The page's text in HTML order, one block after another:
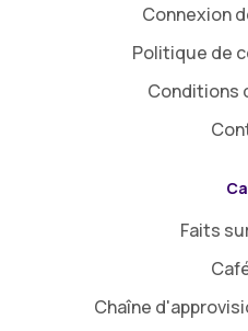
Connexion
Politique de
Conditions
Faits
Chaîne